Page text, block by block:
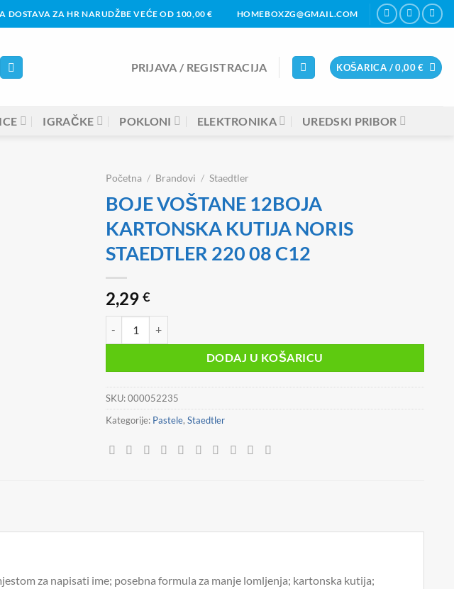
DOSTAVA ZA HR NARUDŽBE VEĆE OD 100,00 € HOMEBOXZG@GMAIL.COM
PRIJAVA / REGISTRACIJA KOŠARICA /0,00€
IGRAČKE POKLONI ELEKTRONIKA UREDSKI PRIBOR
Početna / Brandovi / Staedtler
BOJE VOŠTANE 12BOJA
KARTONSKA KUTIJA NORIS
STAEDTLER 220 08 C12
2,29 €
DODAJ U KOŠARICU
SKU:000052235
Kategorije: Pastele, Staedtler
za napisati ime; posebna formula za manje lomljenja; kartonska kutija;